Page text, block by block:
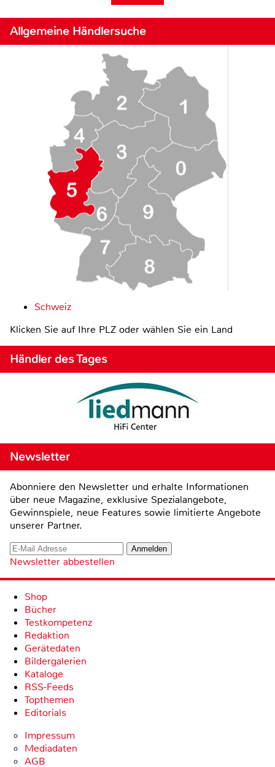
Allgemeine Händlersuche
Schweiz
Klicken Sie auf Ihre PLZ oder wählen Sie ein Land
Händler des Tages
Newsletter
Abonniere den Newsletter und erhalte Informationen
über neue Magazine, exklusive Spezialangebote,
Gewinnspiele, neue Features sowie limitierte Angebote
unserer Partner.
Newsletter abbestellen
Shop
Bücher
Testkompetenz
Redaktion
Gerätedaten
Bildergalerien
Kataloge
RSS-Feeds
Topthemen
Editorials
Impressum
Mediadaten
AGB